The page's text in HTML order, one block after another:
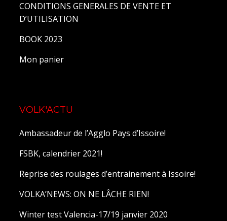
CONDITIONS GENERALES DE VENTE ET
D’UTILISATION
BOOK 2023
Mon panier
VOLK'ACTU
Ambassadeur de l’Agglo Pays d’Issoire!
FSBK, calendrier 2021!
Reprise des roulages d’entrainement à Issoire!
VOLKA’NEWS: ON NE LÂCHE RIEN!
Winter test Valencia-17/19 janvier 2020